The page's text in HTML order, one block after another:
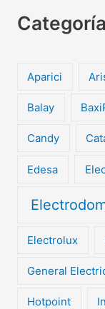
Aparici
Balay
Candy
Edesa
Electrolux
General
Hotpoint